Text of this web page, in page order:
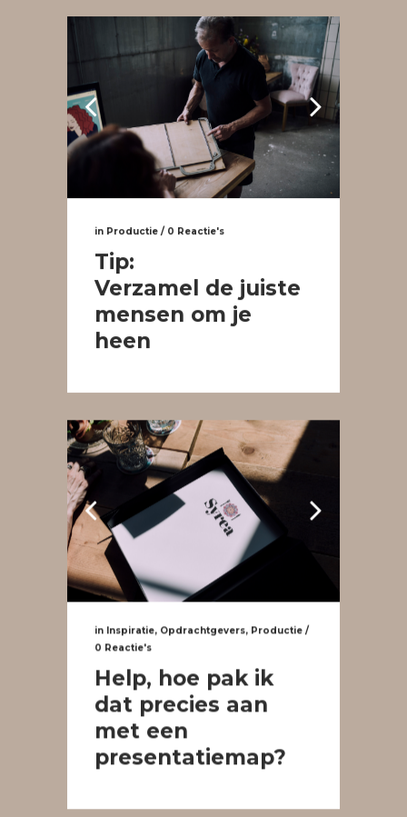
in Productie / 0 Reactie's
Tip:
Verzamel de juiste
mensen om je
heen
in Inspiratie, Opdrachtgevers, Productie /
0 Reactie's
Help, hoe pak ik
dat precies aan
met een
presentatiemap?